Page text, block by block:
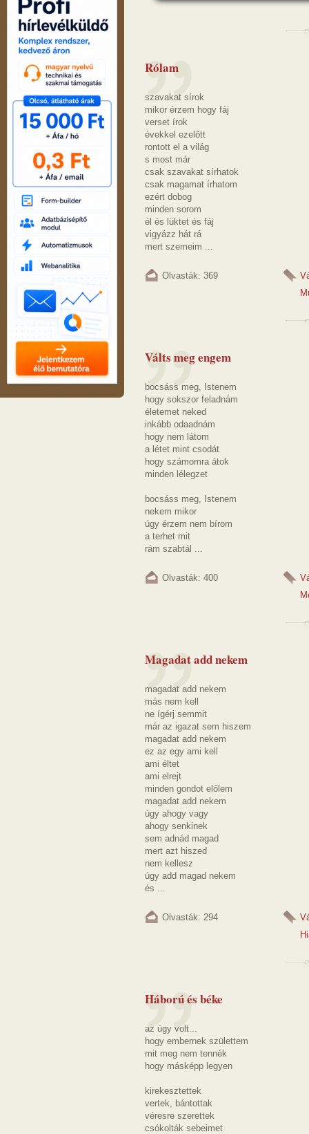
Rólam
szavakat sírok
mikor érzem hogy fáj
verset írok
évekkel ezelőtt
rontott el a világ
s most már
csak szavakat sírhatok
csak magamat írhatom
ezért dobog
minden sorom
él és lüktet és fáj
vigyázz hát rá
mert szemeim ...
Olvasták: 369
Válts meg engem
bocsáss meg, Istenem
hogy sokszor feladnám
életemet neked
inkább odaadnám
hogy nem látom
a létet mint csodát
hogy számomra átok
minden lélegzet
bocsáss meg, Istenem
nekem mikor
úgy érzem nem bírom
a terhet mit
rám szabtál ...
Olvasták: 400
Magadat add nekem
magadat add nekem
más nem kell
ne ígérj semmit
már az igazat sem hiszem
magadat add nekem
ez az egy ami kell
ami éltet
ami elrejt
minden gondot előlem
magadat add nekem
úgy ahogy vagy
ahogy senkinek
sem adnád magad
mert azt hiszed
nem kellesz
úgy add magad nekem
és ...
Olvasták: 294
Háború és béke
az úgy volt...
hogy embernek születtem
mit meg nem tennék
hogy másképp legyen
kirekesztettek
vertek, bántottak
véresre szerettek
csókolták sebeimet